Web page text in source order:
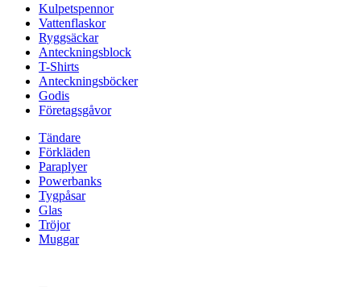
Kulpetspennor
Vattenflaskor
Ryggsäckar
Anteckningsblock
T-Shirts
Anteckningsböcker
Godis
Företagsgåvor
Tändare
Förkläden
Paraplyer
Powerbanks
Tygpåsar
Glas
Tröjor
Muggar